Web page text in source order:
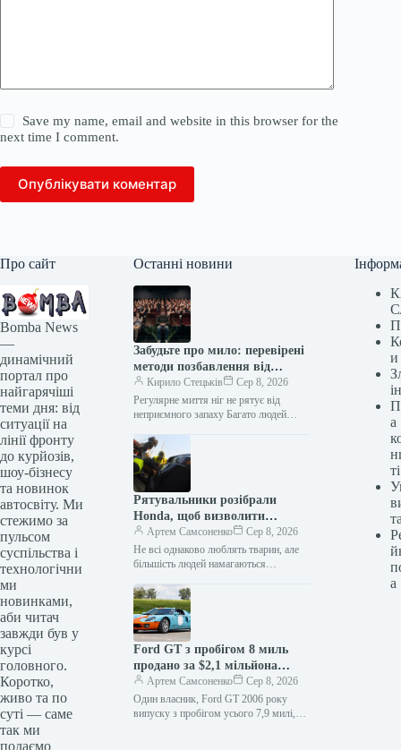
Save my name, email and website in this browser for the
next time I comment.
Опублікувати коментар
Про сайт
Bomba News
—
динамічний
портал про
найгарячіші
теми дня: від
ситуації на
лінії фронту
до курйозів,
шоу-бізнесу
та новинок
автосвіту. Ми
стежимо за
пульсом
суспільства і
технологічни
ми
новинками,
аби читач
завжди був у
курсі
головного.
Коротко,
живо та по
суті — саме
так ми
подаємо
Останні новини
Забудьте про мило: перевірені
методи позбавлення від
запаху ніг
Кирило Стецьків
Сер 8, 2026
Регулярне миття ніг не рятує від
неприємного запаху Багато людей
запаху ніг, вважаючи це ознакою
поганої гігієни.…
Рятувальники розібрали
Honda, щоб визволити
кошеня з-під пункту видачі
замовлень
Артем Самсоненко
Сер 8, 2026
Не всі однаково люблять тварин, але
більшість людей намагаються
потрапив у біду. А що робити,…
Ford GT з пробігом 8 миль
продано за $2,1 мільйона
після дводенних торгів
Артем Самсоненко
Сер 8, 2026
Один власник, Ford GT 2006 року
випуску з пробігом усього 7,9 милі,
и
а
ті
а